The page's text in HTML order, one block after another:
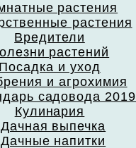
растения
растения
Вредители
растений
Посадка и уход
и агрохимия
садовода 2019
Кулинария
выпечка
напитки